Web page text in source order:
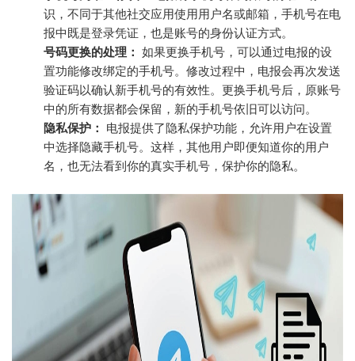
识，不同于其他社交应用使用用户名或邮箱，手机号在电
报中既是登录凭证，也是账号的身份认证方式。
号码更换的处理： 如果更换手机号，可以通过电报的设
置功能修改绑定的手机号。修改过程中，电报会再次发送
验证码以确认新手机号的有效性。更换手机号后，原账号
中的所有数据都会保留，新的手机号依旧可以访问。
隐私保护：
电报提供了隐私保护功能，允许用户在设置
中选择隐藏手机号。这样，其他用户即便知道你的用户
名，也无法看到你的真实手机号，保护你的隐私。